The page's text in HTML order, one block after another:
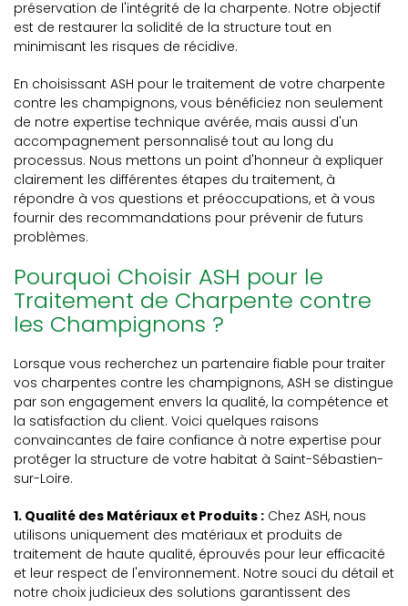
préservation de l'intégrité de la charpente. Notre objectif
est de restaurer la solidité de la structure tout en
minimisant les risques de récidive.
En choisissant ASH pour le traitement de votre charpente
contre les champignons, vous bénéficiez non seulement
de notre expertise technique avérée, mais aussi d'un
accompagnement personnalisé tout au long du
processus. Nous mettons un point d'honneur à expliquer
clairement les différentes étapes du traitement, à
répondre à vos questions et préoccupations, et à vous
fournir des recommandations pour prévenir de futurs
problèmes.
Pourquoi Choisir ASH pour le
Traitement de Charpente contre
les Champignons ?
Lorsque vous recherchez un partenaire fiable pour traiter
vos charpentes contre les champignons, ASH se distingue
par son engagement envers la qualité, la compétence et
la satisfaction du client. Voici quelques raisons
convaincantes de faire confiance à notre expertise pour
protéger la structure de votre habitat à Saint-Sébastien-
sur-Loire.
1. Qualité des Matériaux et Produits : Chez ASH, nous
utilisons uniquement des matériaux et produits de
traitement de haute qualité, éprouvés pour leur efficacité
et leur respect de l'environnement. Notre souci du détail et
notre choix judicieux des solutions garantissent des